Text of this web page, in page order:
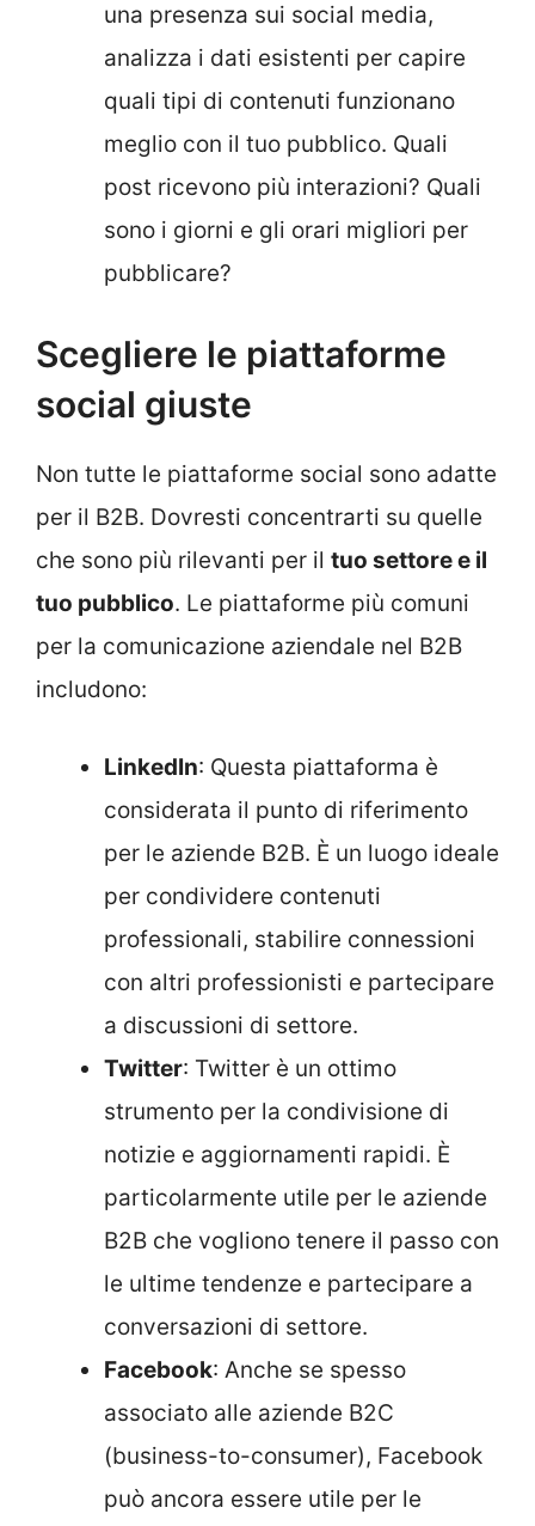
una presenza sui social media,
analizza i dati esistenti per capire
quali tipi di contenuti funzionano
meglio con il tuo pubblico. Quali
post ricevono più interazioni? Quali
sono i giorni e gli orari migliori per
pubblicare?
Scegliere le piattaforme
social giuste
Non tutte le piattaforme social sono adatte
per il B2B. Dovresti concentrarti su quelle
che sono più rilevanti per il tuo settore e il
tuo pubblico. Le piattaforme più comuni
per la comunicazione aziendale nel B2B
includono:
LinkedIn: Questa piattaforma è
considerata il punto di riferimento
per le aziende B2B. È un luogo ideale
per condividere contenuti
professionali, stabilire connessioni
con altri professionisti e partecipare
a discussioni di settore.
Twitter: Twitter è un ottimo
strumento per la condivisione di
notizie e aggiornamenti rapidi. È
particolarmente utile per le aziende
B2B che vogliono tenere il passo con
le ultime tendenze e partecipare a
conversazioni di settore.
Facebook: Anche se spesso
associato alle aziende B2C
(business-to-consumer), Facebook
può ancora essere utile per le